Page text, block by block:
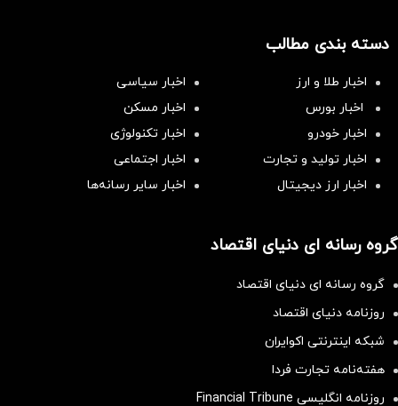
دسته بندی مطالب
اخبار طلا و ارز
اخبار سیاسی
اخبار بورس
اخبار مسکن
اخبار خودرو
اخبار تکنولوژی
اخبار تولید و تجارت
اخبار اجتماعی
اخبار ارز دیجیتال
اخبار سایر رسانه‌‌ها
گروه رسانه ای دنیای اقتصاد
گروه رسانه ای دنیای اقتصاد
روزنامه دنیای اقتصاد
شبکه اینترنتی اکوایران
هفته‌نامه تجارت فردا
روزنامه انگلیسی Financial Tribune